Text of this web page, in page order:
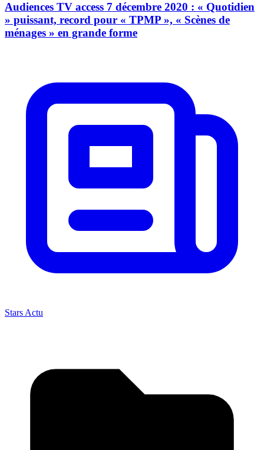
Audiences TV access 7 décembre 2020 : « Quotidien
» puissant, record pour « TPMP », « Scènes de
ménages » en grande forme
Stars Actu